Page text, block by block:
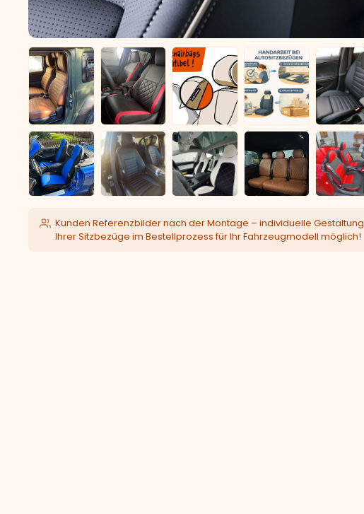
Kunden Referenzbilder nach der Montage – individuelle Gestaltung
Ihrer Sitzbezüge im Bestellprozess für Ihr Fahrzeugmodell möglich!